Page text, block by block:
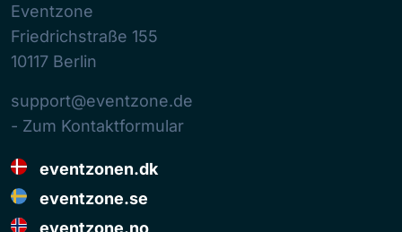
Eventzone
Friedrichstraße 155
10117 Berlin
support@eventzone.de
- Zum Kontaktformular
eventzonen.dk
eventzone.se
eventzone.no